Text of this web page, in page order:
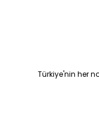
Türkiye'nin her